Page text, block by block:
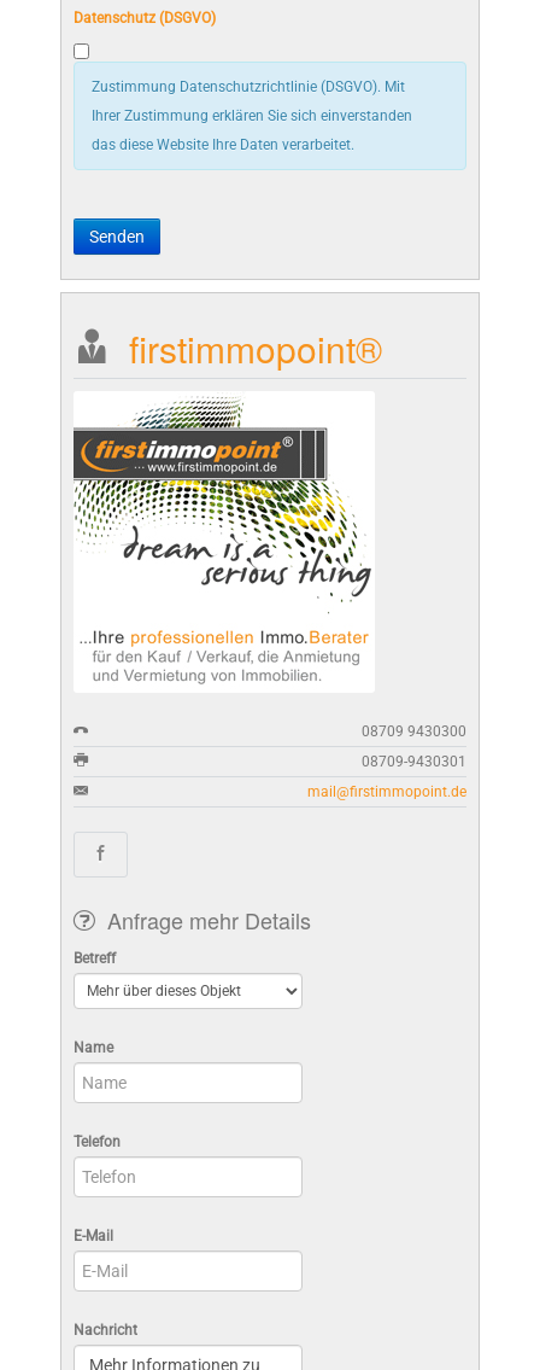
Datenschutz (DSGVO)
Zustimmung Datenschutzrichtlinie (DSGVO). Mit
Ihrer Zustimmung erklären Sie sich einverstanden
das diese Website Ihre Daten verarbeitet.
Senden
firstimmopoint®
08709 9430300
08709-9430301
mail@firstimmopoint.de
Anfrage mehr Details
Betreff
Name
Telefon
E-Mail
Nachricht